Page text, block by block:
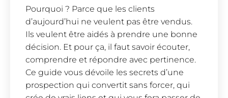
Pourquoi ? Parce que les clients
d’aujourd’hui ne veulent pas être vendus.
Ils veulent être aidés à prendre une bonne
décision. Et pour ça, il faut savoir écouter,
comprendre et répondre avec pertinence.
Ce guide vous dévoile les secrets d’une
prospection qui convertit sans forcer, qui